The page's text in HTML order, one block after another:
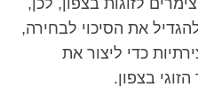
לזוגות בצפון, לכן,
את הסיכוי לבחירה,
כדי ליצור את
בצפון.